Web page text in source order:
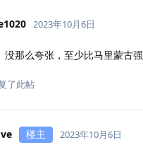
2023年10月6日
没那么夸张，至少比马里蒙古强
了此帖
楼主 2023年10月6日